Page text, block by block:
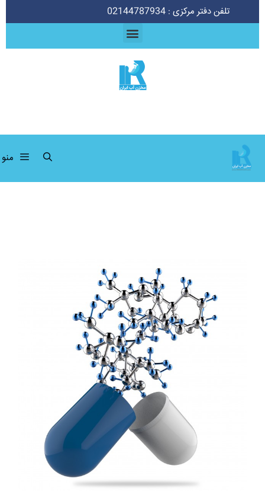
تلفن دفتر مرکزی : 02144787934
منو